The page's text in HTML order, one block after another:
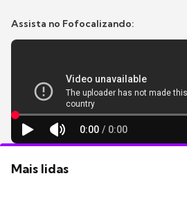
Assista no Fofocalizando:
Mais lidas